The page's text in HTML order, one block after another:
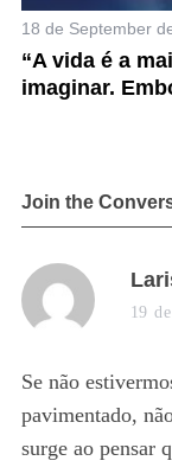
18 de September
“A vida é a
imaginar.
Join the
s
a
s
:
19
Se não
pavimentado,
surge ao pensar
S
a
h